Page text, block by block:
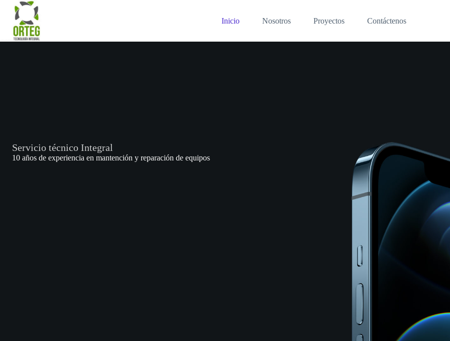
Saltar
contenido
Inicio Nosotros Proyectos Contáctenos
Servicio técnico Integral
10 años de experiencia en mantención y reparación de equipos